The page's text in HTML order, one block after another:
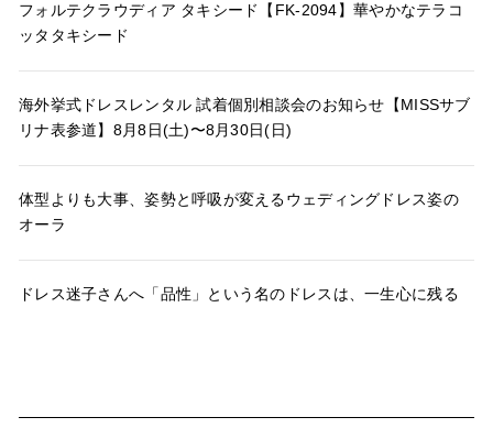
フォルテクラウディア タキシード【FK-2094】華やかなテラコ
ッタタキシード
海外挙式ドレスレンタル 試着個別相談会のお知らせ【MISSサブ
リナ表参道】8月8日(土)〜8月30日(日)
体型よりも大事、姿勢と呼吸が変えるウェディングドレス姿の
オーラ
ドレス迷子さんへ「品性」という名のドレスは、一生心に残る